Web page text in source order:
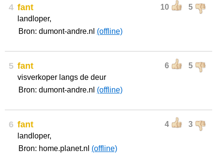
4 10 5
fant
landloper,
Bron: dumont-andre.nl (offline)
5 6 5
fant
visverkoper langs de deur
Bron: dumont-andre.nl (offline)
6 4 3
fant
landloper,
Bron: home.planet.nl (offline)